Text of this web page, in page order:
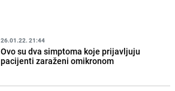
26.01.22. 21:44
Ovo su dva simptoma koje prijavljuju
pacijenti zaraženi omikronom